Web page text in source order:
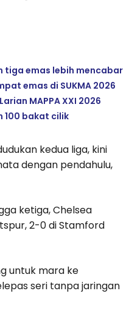
tiga emas lebih mencabar
emas di SUKMA 2026
MAPPA XXI 2026
100 bakat cilik
kedua liga, kini
dengan pendahulu,
ketiga, Chelsea
2-0 di Stamford
untuk mara ke
seri tanpa jaringan